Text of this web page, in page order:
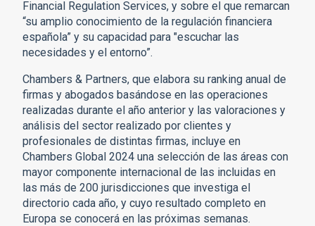
Financial Regulation Services, y sobre el que remarcan
“su amplio conocimiento de la regulación financiera
española” y su capacidad para "escuchar las
necesidades y el entorno”.
Chambers & Partners, que elabora su ranking anual de
firmas y abogados basándose en las operaciones
realizadas durante el año anterior y las valoraciones y
análisis del sector realizado por clientes y
profesionales de distintas firmas, incluye en
Chambers Global 2024 una selección de las áreas con
mayor componente internacional de las incluidas en
las más de 200 jurisdicciones que investiga el
directorio cada año, y cuyo resultado completo en
Europa se conocerá en las próximas semanas.